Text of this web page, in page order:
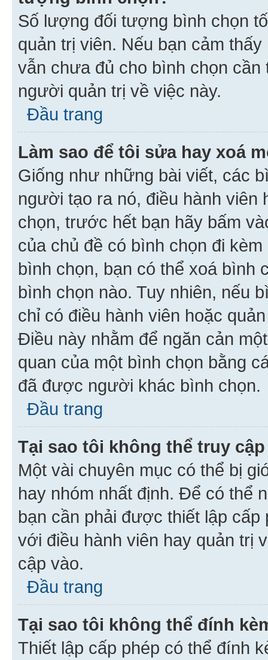
Số lượng đối tượng bình chọn
quản trị viên. Nếu bạn cảm
vẫn chưa đủ cho bình chọn
người quản trị về việc này.
Đầu trang
Làm sao để tôi sửa hay xoá
Giống như những bài viết, các
người tạo ra nó, điều hành
chọn, trước hết bạn hãy bấm
của chủ đề có bình chọn đi
bình chọn, bạn có thể xoá bình
bình chọn nào. Tuy nhiên, nếu
chỉ có điều hành viên hoặc
Điều này nhằm để ngăn cản
quan của một bình chọn bằng
đã được người khác bình chọn.
Đầu trang
Tại sao tôi không thể truy
Một vài chuyên mục có thể bị
hay nhóm nhất định. Để có thể
bạn cần phải được thiết lập
với điều hành viên hay quản trị
cập vào.
Đầu trang
Tại sao tôi không thể đính
Thiết lập cấp phép có thể đính